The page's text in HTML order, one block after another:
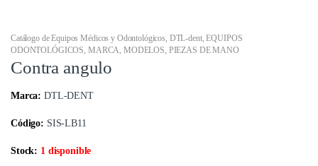
Catálogo de Equipos Médicos y Odontológicos, DTL-dent,EQUIPOS
ODONTOLÓGICOS, MARCA, MODELOS, PIEZAS DE MANO
Contra angulo
Marca: DTL-DENT
Código: SIS-LB11
Stock: 1 disponible